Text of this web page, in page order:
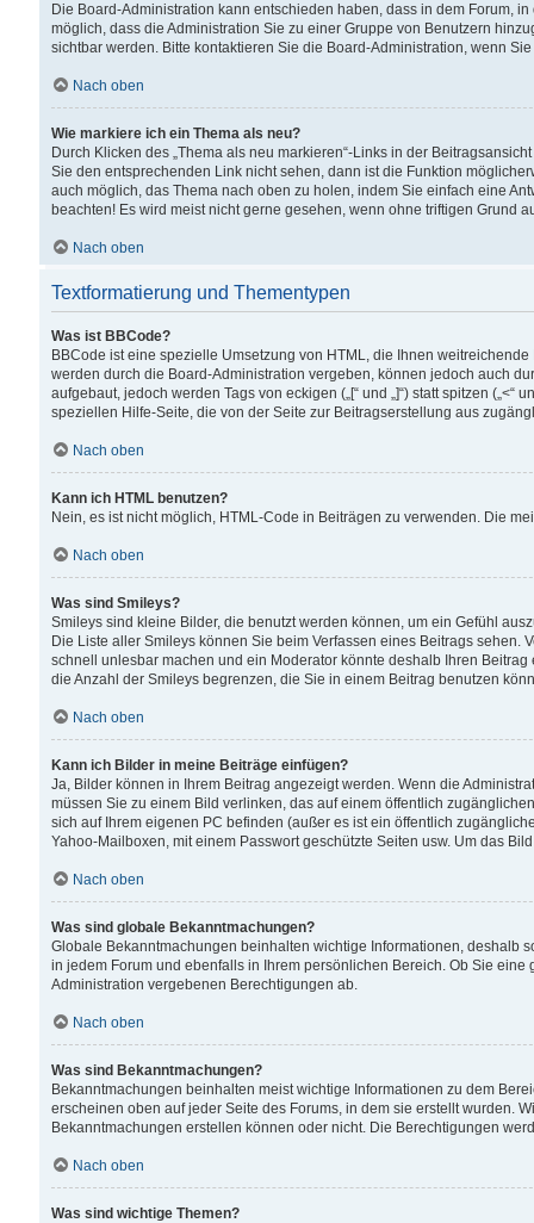
Die Board-Administration kann entschieden haben, dass in dem Forum,
möglich, dass die Administration Sie zu einer Gruppe von Benutzern
sichtbar werden. Bitte kontaktieren Sie die Board-Administration, wenn
Nach oben
Wie markiere ich ein Thema als neu?
Durch Klicken des „Thema als neu markieren“-Links in der
Sie den entsprechenden Link nicht sehen, dann ist die Funktion
auch möglich, das Thema nach oben zu holen, indem Sie einfach eine
beachten! Es wird meist nicht gerne gesehen, wenn ohne triftigen Grund
Nach oben
Textformatierung und Thementypen
Was ist BBCode?
BBCode ist eine spezielle Umsetzung von HTML, die Ihnen
werden durch die Board-Administration vergeben, können jedoch auch
aufgebaut, jedoch werden Tags von eckigen („[“ und „]“) statt spitzen
speziellen Hilfe-Seite, die von der Seite zur Beitragserstellung aus
Nach oben
Kann ich HTML benutzen?
Nein, es ist nicht möglich, HTML-Code in Beiträgen zu verwenden. Die
Nach oben
Was sind Smileys?
Smileys sind kleine Bilder, die benutzt werden können, um ein Gefühl
Die Liste aller Smileys können Sie beim Verfassen eines Beitrags
schnell unlesbar machen und ein Moderator könnte deshalb Ihren
die Anzahl der Smileys begrenzen, die Sie in einem Beitrag benutzen
Nach oben
Kann ich Bilder in meine Beiträge einfügen?
Ja, Bilder können in Ihrem Beitrag angezeigt werden. Wenn die
müssen Sie zu einem Bild verlinken, das auf einem öffentlich
sich auf Ihrem eigenen PC befinden (außer es ist ein öffentlich
Yahoo-Mailboxen, mit einem Passwort geschützte Seiten usw. Um das
Nach oben
Was sind globale Bekanntmachungen?
Globale Bekanntmachungen beinhalten wichtige Informationen, deshalb
in jedem Forum und ebenfalls in Ihrem persönlichen Bereich. Ob Sie
Administration vergebenen Berechtigungen ab.
Nach oben
Was sind Bekanntmachungen?
Bekanntmachungen beinhalten meist wichtige Informationen zu dem
erscheinen oben auf jeder Seite des Forums, in dem sie erstellt wurden.
Bekanntmachungen erstellen können oder nicht. Die Berechtigungen
Nach oben
Was sind wichtige Themen?